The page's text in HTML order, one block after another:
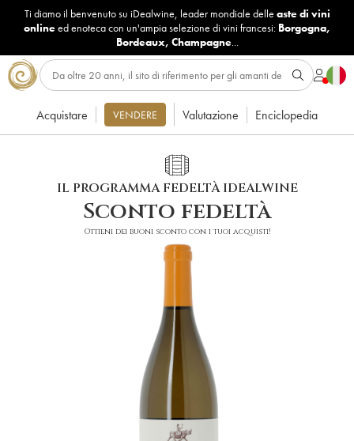
Ti diamo il benvenuto su iDealwine, leader mondiale delle aste di vini
onlineed enoteca con un'ampia selezione di vini francesi: Borgogna,
Bordeaux, Champagne...
Acquistare VENDERE Valutazione Enciclopedia
IL PROGRAMMA FEDELTÀ IDEALWINE
Sconto fedeltà
Ottieni dei buoni sconto con i tuoi acquisti!